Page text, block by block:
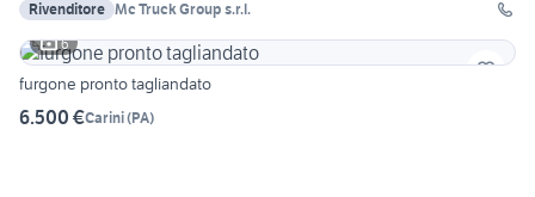
Rivenditore Mc Truck Group s.r.l.
6
furgone pronto tagliandato
6.500 €Carini(PA)